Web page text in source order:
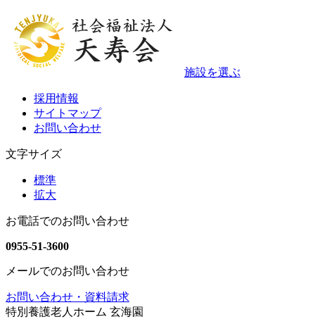
施設を選ぶ
採用情報
サイトマップ
お問い合わせ
文字サイズ
標準
拡大
お電話でのお問い合わせ
0955-51-3600
メールでのお問い合わせ
お問い合わせ・資料請求
特別養護老人ホーム 玄海園